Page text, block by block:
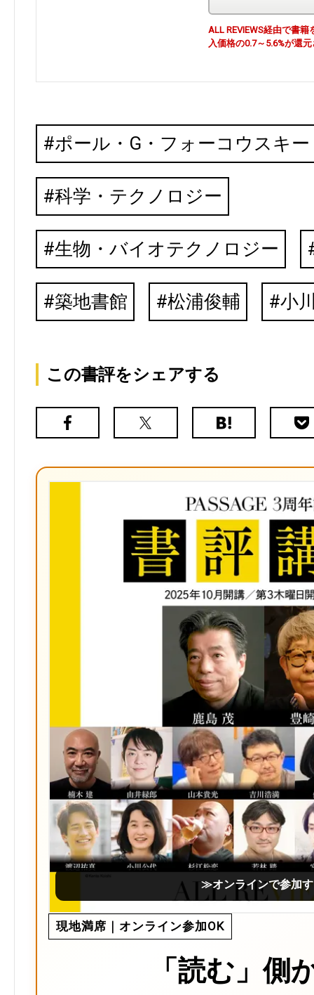
ALL REVIEWS経由で書
入価格の0.7～5.6%が還
ポール・G・フォーコウスキー
科学・テクノロジー
生物・バイオテクノロジー
築地書館 松浦俊輔 小
この書評をシェアする
Facebook
X（旧
は
ク
マ
ー
ク
≫オンラインで参加
現地満席｜オンライン参加OK
「読む」側